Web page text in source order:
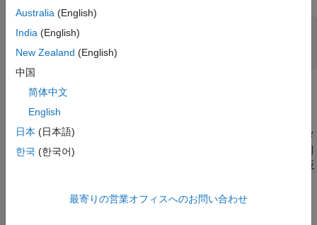
for (i=init_val; i > 0; i--)
      arr[i] = 0;
同様のチェックが、
[結果の詳細]
ペイン上のメッセージの 2 行目は、どのステートメ
ントがルールに違反しているかを示します。たとえば、前述の例
には 2 つの違反があります。メッセージの 2 行目は、1 つの違反
指します。
Australia (English)
India (English)
New Zealand (English)
中国
简体中文
English
日本 (日本語)
한국 (한국어)
最寄りの営業オフィスへのお問い合わせ